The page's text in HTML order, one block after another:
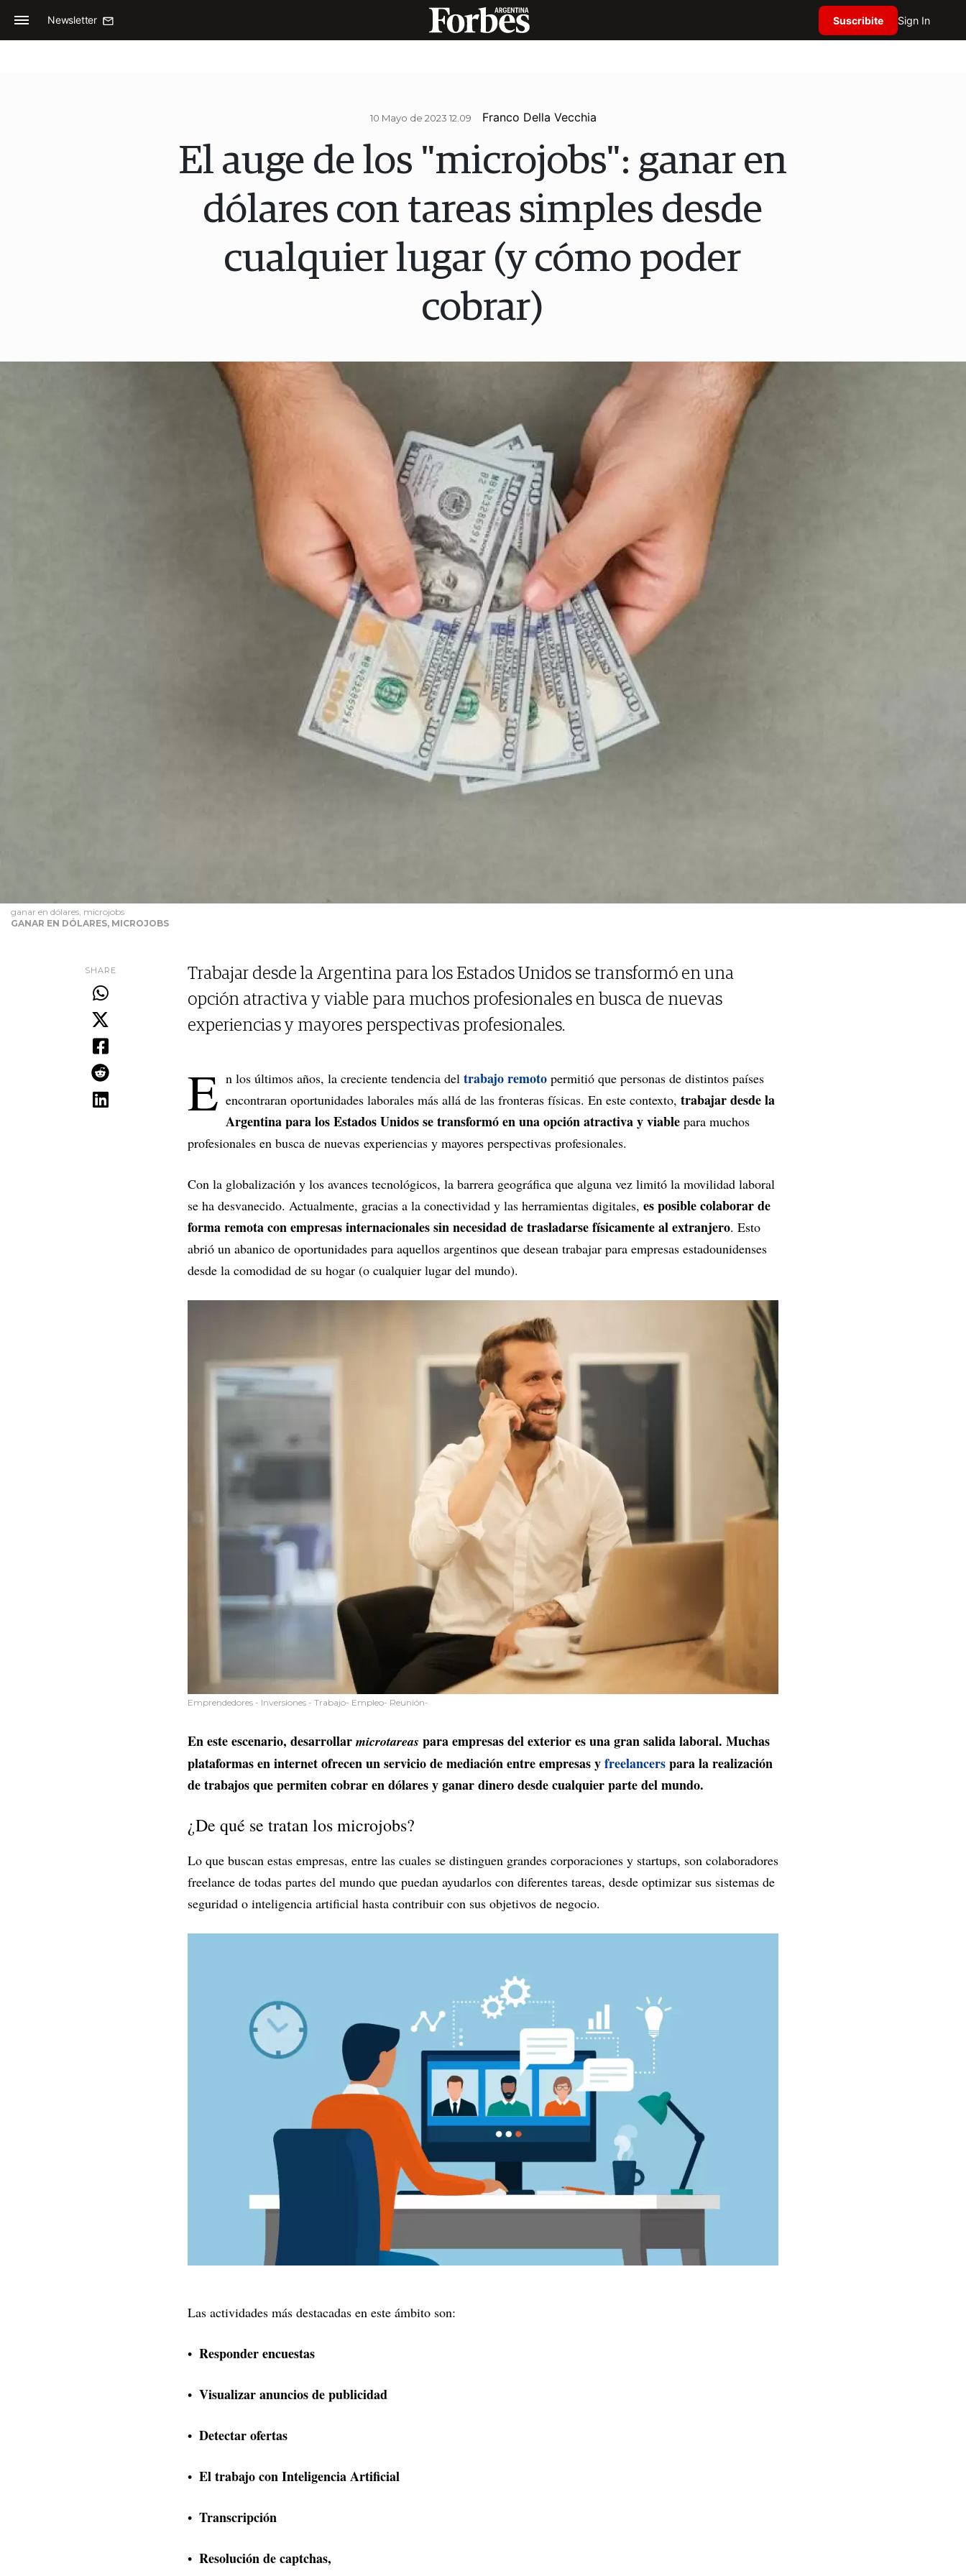
Newsletter Suscribite Sign In
10 Mayo de 2023 12.09 Franco Della Vecchia
El auge de los "microjobs": ganar en
dólares con tareas simples desde
cualquier lugar (y cómo poder
cobrar)
ganar en dólares, microjobs
GANAR EN DÓLARES, MICROJOBS
SHARE
Trabajar desde la Argentina para los Estados Unidos se transformó en una
opción atractiva y viable para muchos profesionales en busca de nuevas
experiencias y mayores perspectivas profesionales.
E n los últimos años, la creciente tendencia del trabajo remoto permitió que personas de distintos países
encontraran oportunidades laborales más allá de las fronteras físicas. En este contexto, trabajar desde la
Argentina para los Estados Unidos se transformó en una opción atractiva y viable para muchos
profesionales en busca de nuevas experiencias y mayores perspectivas profesionales.
Con la globalización y los avances tecnológicos, la barrera geográfica que alguna vez limitó la movilidad laboral
se ha desvanecido. Actualmente, gracias a la conectividad y las herramientas digitales, es posible colaborar de
forma remota con empresas internacionales sin necesidad de trasladarse físicamente al extranjero. Esto
abrió un abanico de oportunidades para aquellos argentinos que desean trabajar para empresas estadounidenses
desde la comodidad de su hogar (o cualquier lugar del mundo).
Emprendedores - Inversiones - Trabajo- Empleo- Reunión-
En este escenario, desarrollar microtareas para empresas del exterior es una gran salida laboral. Muchas
plataformas en internet ofrecen un servicio de mediación entre empresas yfreelancerspara la realización
de trabajos que permiten cobrar en dólares y ganar dinero desde cualquier parte del mundo.
¿De qué se tratan los microjobs?
Lo que buscan estas empresas, entre las cuales se distinguen grandes corporaciones y startups, son colaboradores
freelance de todas partes del mundo que puedan ayudarlos con diferentes tareas, desde optimizar sus sistemas de
seguridad o inteligencia artificial hasta contribuir con sus objetivos de negocio.
Las actividades más destacadas en este ámbito son:
Responder encuestas
Visualizar anuncios de publicidad
Detectar ofertas
El trabajo con Inteligencia Artificial
Transcripción
Resolución de captchas,